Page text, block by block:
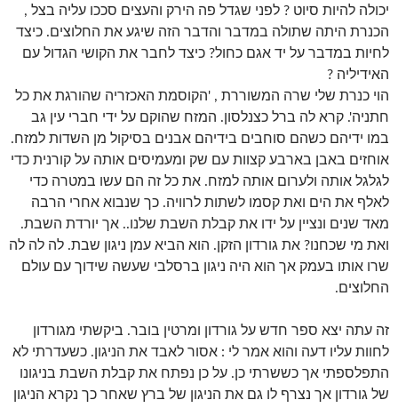
יכולה להיות סיוט ? לפני שגדל פה הירק והעצים סככו עליה בצל ,
הכנרת היתה שתולה במדבר והדבר הזה שיגע את החלוצים. כיצד
לחיות במדבר על יד אגם כחול? כיצד לחבר את הקושי הגדול עם
האידיליה ?
הוי כנרת שלי שרה המשוררת , 'הקוסמת האכזריה שהורגת את כל
חתניה'. קרא לה ברל כצנלסון. המזח שהוקם על ידי חברי עין גב
במו ידיהם כשהם סוחבים בידיהם אבנים בסיקול מן השדות למזח.
אוחזים באבן בארבע קצוות עם שק ומעמיסים אותה על קורנית כדי
לגלגל אותה ולערום אותה למזח. את כל זה הם עשו במטרה כדי
לאלף את הים ואת קסמו לשתות לרוויה. כך שנבוא אחרי הרבה
מאד שנים ונציין על ידו את קבלת השבת שלנו.. אך יורדת השבת.
ואת מי שכחנו? את גורדון הזקן. הוא הביא עמן ניגון שבת. לה לה לה
שרו אותו בעמק אך הוא היה ניגון ברסלבי שעשה שידוך עם עולם
החלוצים.
זה עתה יצא ספר חדש על גורדון ומרטין בובר. ביקשתי מגורדון
לחוות עליו דעה והוא אמר לי : אסור לאבד את הניגון. כשעדרתי לא
התפלספתי אך כששרתי כן. על כן נפתח את קבלת השבת בניגונו
של גורדון אך נצרף לו גם את הניגון של ברץ שאחר כך נקרא הניגון